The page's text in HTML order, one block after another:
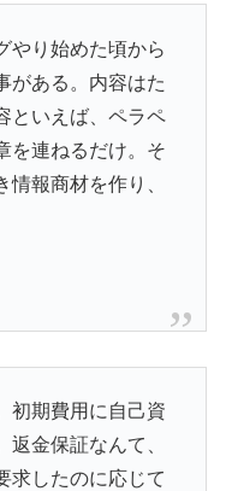
やり始めた頃から
がある。内容はた
といえば、ペラペ
を連ねるだけ。そ
情報商材を作り、
初期費用に自己資
金保証なんて、
求したのに応じて